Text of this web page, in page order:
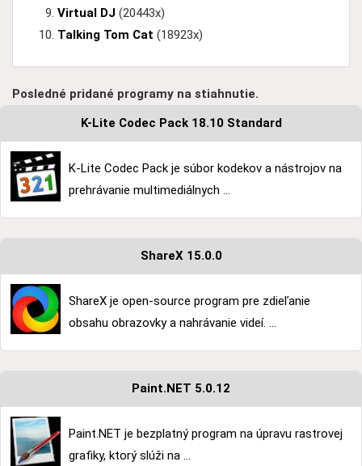
Virtual DJ (20443x)
Talking Tom Cat (18923x)
Posledné pridané programy na stiahnutie.
K-Lite Codec Pack 18.10 Standard
K-Lite Codec Pack je súbor kodekov a nástrojov na
prehrávanie multimediálnych ...
ShareX 15.0.0
ShareX je open-source program pre zdieľanie
obsahu obrazovky a nahrávanie videí. ...
Paint.NET 5.0.12
Paint.NET je bezplatný program na úpravu rastrovej
grafiky, ktorý slúži na ...